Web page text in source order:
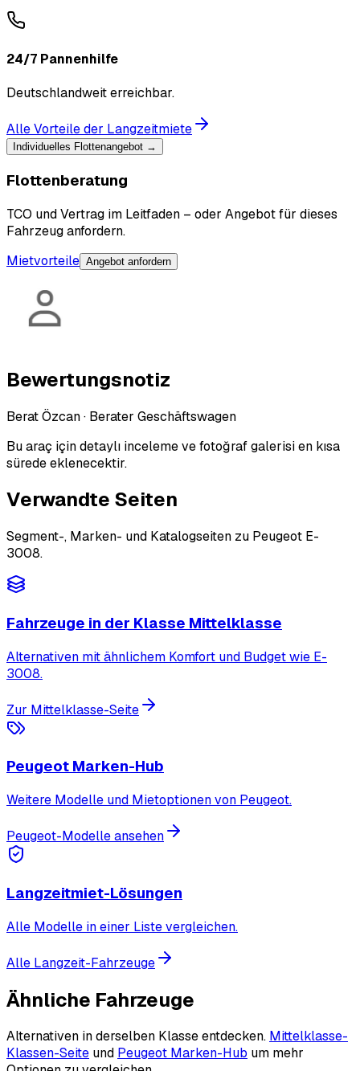
24/7 Pannenhilfe
Deutschlandweit erreichbar.
Alle Vorteile der Langzeitmiete
Individuelles Flottenangebot →
Flottenberatung
TCO und Vertrag im Leitfaden – oder Angebot für dieses
Fahrzeug anfordern.
Mietvorteile Angebot anfordern
Bewertungsnotiz
Berat Özcan· Berater Geschäftswagen
Bu araç için detaylı inceleme ve fotoğraf galerisi en kısa
sürede eklenecektir.
Verwandte Seiten
Segment-, Marken- und Katalogseiten zu Peugeot E-
3008.
Fahrzeuge in der Klasse Mittelklasse
Alternativen mit ähnlichem Komfort und Budget wie E-
3008.
Zur Mittelklasse-Seite
Peugeot Marken-Hub
Weitere Modelle und Mietoptionen von Peugeot.
Peugeot-Modelle ansehen
Langzeitmiet-Lösungen
Alle Modelle in einer Liste vergleichen.
Alle Langzeit-Fahrzeuge
Ähnliche Fahrzeuge
Alternativen in derselben Klasse entdecken. Mittelklasse-
Klassen-Seite und Peugeot Marken-Hub um mehr